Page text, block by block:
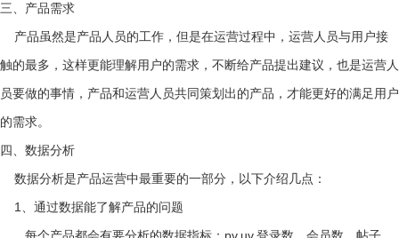
三、产品需求
产品虽然是产品人员的工作，但是在运营过程中，运营人员与用户接
触的最多，这样更能理解用户的需求，不断给产品提出建议，也是运营人
员要做的事情，产品和运营人员共同策划出的产品，才能更好的满足用户
的需求。
四、数据分析
数据分析是产品运营中最重要的一部分，以下介绍几点：
1、通过数据能了解产品的问题